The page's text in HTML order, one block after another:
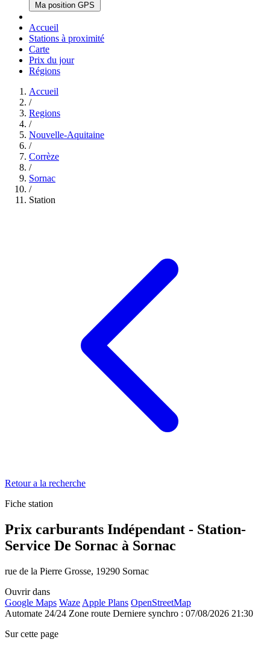
Ma position GPS
Accueil
Stations à proximité
Carte
Prix du jour
Régions
Accueil
/
Regions
/
Nouvelle-Aquitaine
/
Corrèze
/
Sornac
/
Station
Retour a la recherche
Fiche station
Prix carburants Indépendant - Station-
Service De Sornac à Sornac
rue de la Pierre Grosse, 19290 Sornac
Ouvrir dans
Google Maps Waze Apple Plans OpenStreetMap
Automate 24/24 Zone route Derniere synchro : 07/08/2026 21:30
Sur cette page